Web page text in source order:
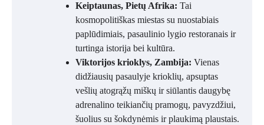
Keiptaunas, Pietų Afrika: Tai
kosmopolitiškas miestas su nuostabiais
paplūdimiais, pasaulinio lygio restoranais ir
turtinga istorija bei kultūra.
Viktorijos krioklys, Zambija: Vienas
didžiausių pasaulyje krioklių, apsuptas
vešlių atogrąžų miškų ir siūlantis daugybę
adrenalino teikiančių pramogų, pavyzdžiui,
šuolius su šokdynėmis ir plaukimą plaustais.